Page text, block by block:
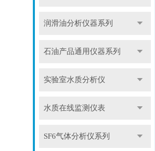
润滑油分析仪器系列
石油产品通用仪器系列
实验室水质分析仪
水质在线监测仪表
SF6气体分析仪系列